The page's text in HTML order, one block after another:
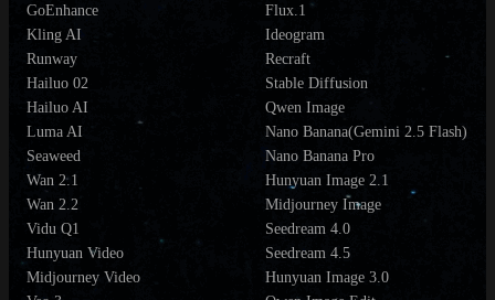
GoEnhance
Kling AI
Runway
Hailuo 02
Hailuo AI
Luma AI
Seaweed
Wan 2.1
Wan 2.2
Vidu Q1
Hunyuan Video
Midjourney Video
Flux.1
Ideogram
Recraft
Stable Diffusion
Qwen Image
Nano Banana(Gemini 2.5 Flash)
Nano Banana Pro
Hunyuan Image 2.1
Midjourney Image
Seedream 4.0
Seedream 4.5
Hunyuan Image 3.0